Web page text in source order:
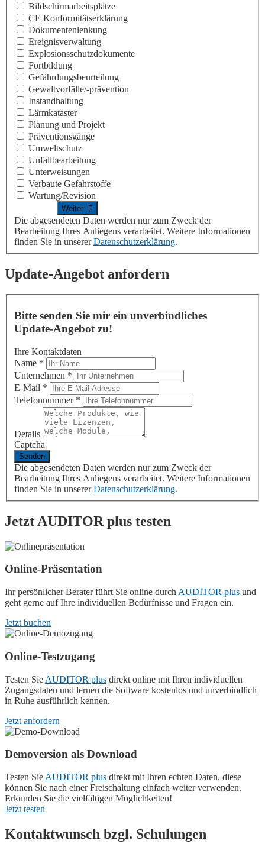
Bildschirmarbeitsplätze
CE Konformitäts­erklärung
Dokumentenlenkung
Ereignisverwaltung
Explosionsschutzdokumente
Fortbildung
Gefährdungsbeurteilung
Gewaltvorfälle/-prävention
Instandhaltung
Lärmkataster
Planung und Projekt
Präventionsgänge
Umweltschutz
Unfallbearbeitung
Unterweisungen
Verbaute Gefahrstoffe
Wartung/Revision
Die abgesendeten Daten werden nur zum Zweck der
Bearbeitung Ihres Anliegens verarbeitet. Weitere Informationen
finden Sie in unsererDatenschutzerklärung.
Update-Angebot anfordern
Bitte senden Sie mir ein unverbindliches
Update-Angebot zu!
Ihre Kontaktdaten
Name *
Unternehmen *
E-Mail *
Telefonnummer *
Details
Captcha
Die abgesendeten Daten werden nur zum Zweck der
Bearbeitung Ihres Anliegens verarbeitet. Weitere Informationen
finden Sie in unsererDatenschutzerklärung.
Jetzt AUDITOR plus testen
Online-Präsentation
Ihr persönlicher Berater führt Sie online durch AUDITOR plus und
geht gerne auf Ihre individuellen Bedürfnisse und Fragen ein.
Jetzt buchen
Online-Testzugang
Testen Sie AUDITOR plus direkt online mit Ihren individuellen
Zugangsdaten und lernen die Software kostenlos und unverbindlich
in Ruhe ausführlich kennen.
Jetzt anfordern
Demoversion als Download
Testen Sie AUDITOR plus direkt mit Ihren echten Daten, diese
können Sie nach einer Freischaltung einfach weiter verwenden.
Erkunden Sie die vielfältigen Möglichkeiten!
Jetzt testen
Kontaktwunsch bzgl. Schulungen